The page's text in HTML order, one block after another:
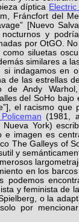
díptica
Fráncfort del
[Nuevo
nocturnos y
por OtGO.
como siluetas
similares a
si indagamos en
de las estrellas
de Andy
del SoHo bajo
el racismo
(1981,
Nueva York)
e imagen es
The Galleys of
y
en los
podemos
y feminista de
o la
por